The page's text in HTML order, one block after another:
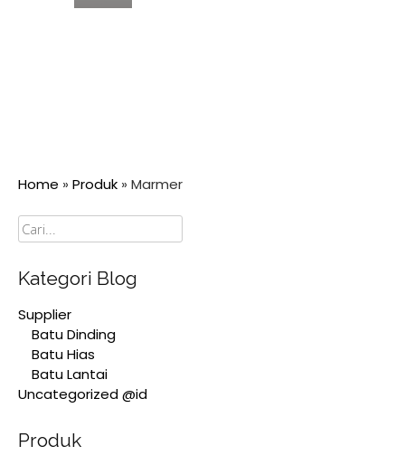
Home » Produk » Marmer
Cari
Kategori Blog
Supplier
Batu Dinding
Batu Hias
Batu Lantai
Uncategorized @id
Produk